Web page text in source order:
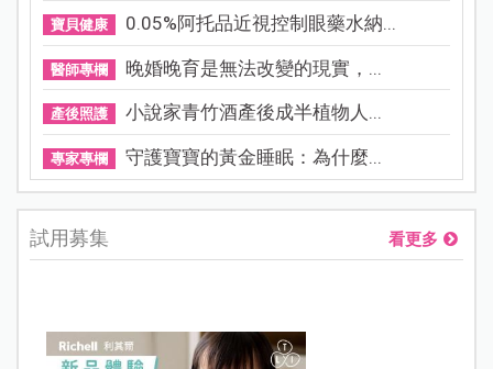
寶貝健康 0.05%阿托品近視控制眼藥水納...
醫師專欄 晚婚晚育是無法改變的現實，...
產後照護 小說家青竹酒產後成半植物人...
專家專欄 守護寶寶的黃金睡眠：為什麼...
試用募集 看更多